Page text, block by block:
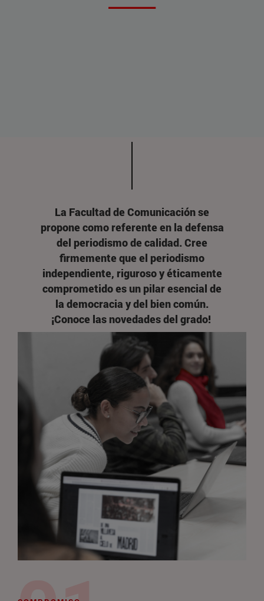
La Facultad de Comunicación se
propone como referente en la defensa
del periodismo de calidad. Cree
firmemente que el periodismo
independiente, riguroso y éticamente
comprometido es un pilar esencial de
la democracia y del bien común.
¡Conoce las novedades del grado!